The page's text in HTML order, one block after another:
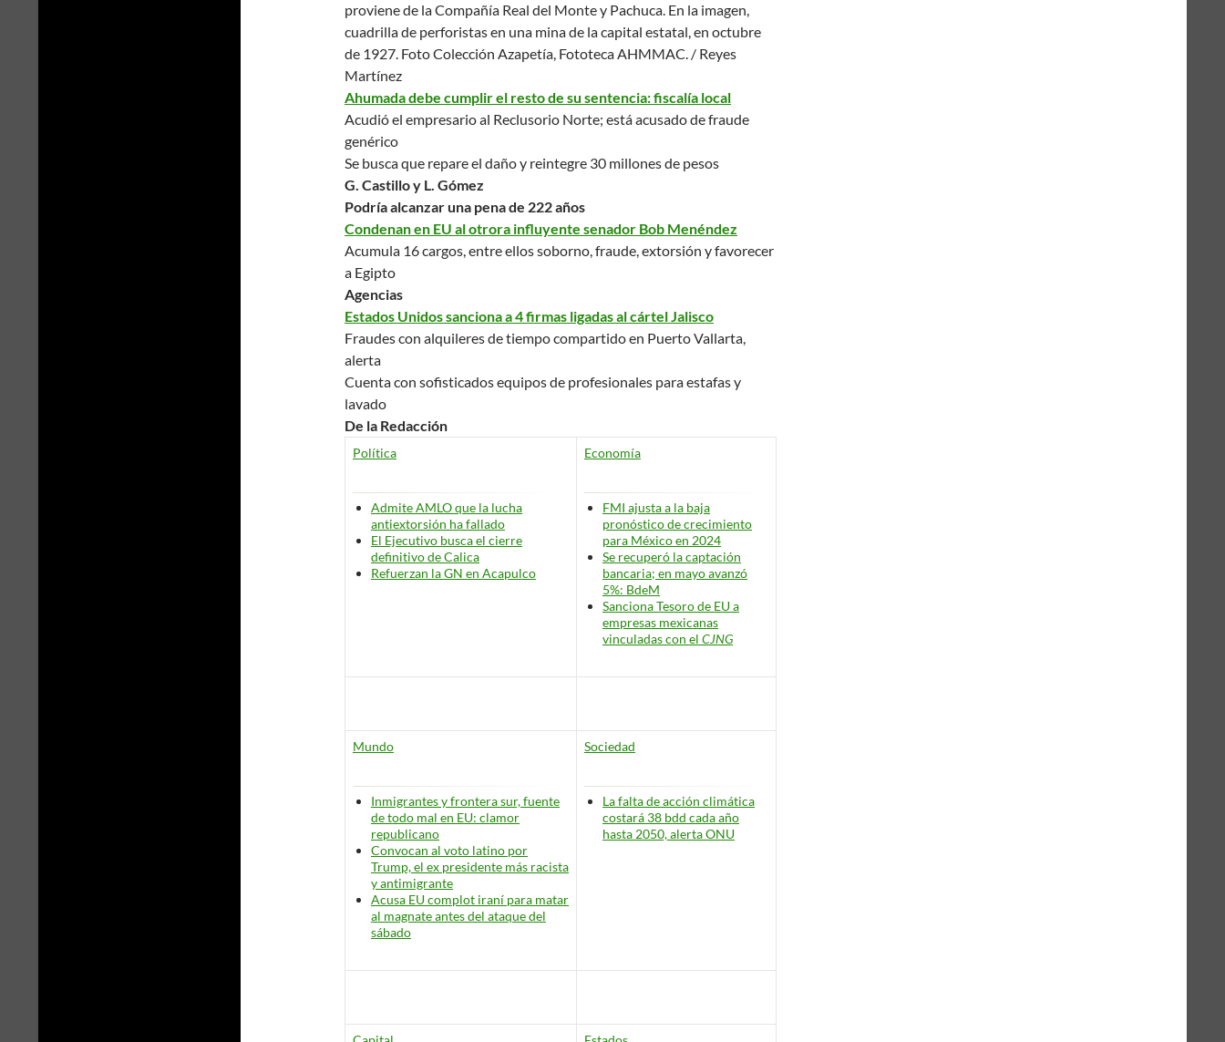
proviene de la Compañía Real del Monte y Pachuca. En la imagen,
cuadrilla de perforistas en una mina de la capital estatal, en octubre
de 1927. Foto Colección Azapetía, Fototeca AHMMAC. / Reyes
Martínez
Ahumada debe cumplir el resto de su sentencia: fiscalía local
Acudió el empresario al Reclusorio Norte; está acusado de fraude
genérico
Se busca que repare el daño y reintegre 30 millones de pesos
G. Castillo y L. Gómez
Podría alcanzar una pena de 222 años
Condenan en EU al otrora influyente senador Bob Menéndez
Acumula 16 cargos, entre ellos soborno, fraude, extorsión y favorecer
a Egipto
Agencias
Estados Unidos sanciona a 4 firmas ligadas al cártel Jalisco
Fraudes con alquileres de tiempo compartido en Puerto Vallarta,
alerta
Cuenta con sofisticados equipos de profesionales para estafas y
lavado
De la Redacción
Política
Admite AMLO que la lucha
antiextorsión ha fallado
El Ejecutivo busca el cierre
definitivo de Calica
Refuerzan la GN en Acapulco
Economía
FMI ajusta a la baja
pronóstico de crecimiento
para México en 2024
Se recuperó la captación
bancaria; en mayo avanzó
5%: BdeM
Sanciona Tesoro de EU a
empresas mexicanas
vinculadas con el CJNG
Mundo
Inmigrantes y frontera sur, fuente
de todo mal en EU: clamor
republicano
Convocan al voto latino por
Trump, el ex presidente más racista
y antimigrante
Acusa EU complot iraní para matar
al magnate antes del ataque del
sábado
Sociedad
La falta de acción climática
costará 38 bdd cada año
hasta 2050, alerta ONU